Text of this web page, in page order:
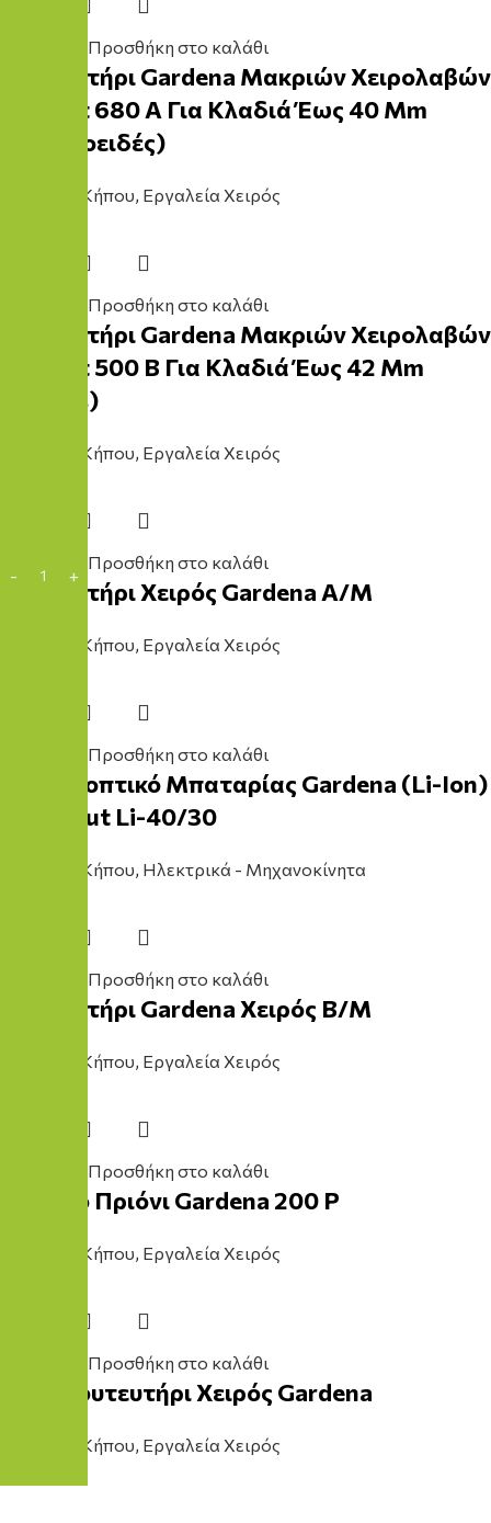
Προσθήκη στο καλάθι
Κλαδευτήρι Gardena Μακριών Χειρολαβών
Easycut 680 Α Για Κλαδιά Έως 40 Mm
(Ακμονοειδές)
Εργαλείο Κήπου, Εργαλεία Χειρός
Προσθήκη στο καλάθι
Κλαδευτήρι Gardena Μακριών Χειρολαβών
Easycut 500 B Για Κλαδιά Έως 42 Mm
(Bypass)
Εργαλείο Κήπου, Εργαλεία Χειρός
Προσθήκη στο καλάθι
Κλαδευτήρι Χειρός Gardena Α/Μ
Εργαλείο Κήπου, Εργαλεία Χειρός
Προσθήκη στο καλάθι
Χορτοκοπτικό Μπαταρίας Gardena (Li-Ion)
Powercut Li-40/30
Εργαλείο Κήπου, Ηλεκτρικά - Μηχανοκίνητα
Προσθήκη στο καλάθι
Κλαδευτήρι Gardena Χειρός Β/Μ
Εργαλείο Κήπου, Εργαλεία Χειρός
Προσθήκη στο καλάθι
Σπαστό Πριόνι Gardena 200 P
Εργαλείο Κήπου, Εργαλεία Χειρός
Προσθήκη στο καλάθι
Βολβοφυτευτήρι Χειρός Gardena
Εργαλείο Κήπου, Εργαλεία Χειρός